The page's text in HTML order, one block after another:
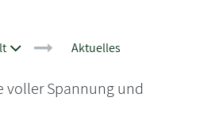
Aktuelles
voller Spannung und